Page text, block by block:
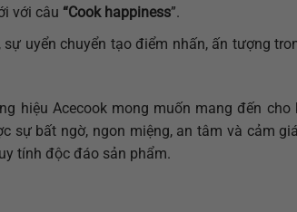
với câu “Cook happiness”.
uyển chuyển tạo điểm nhấn, ấn tượng
hiệu Acecook mong muốn mang đến cho
sự bất ngờ, ngon miệng, an tâm và cảm
tính độc đáo sản phẩm.